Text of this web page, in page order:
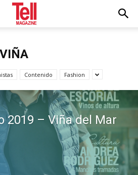
Contenido Fashion
2019 – Viña del Mar